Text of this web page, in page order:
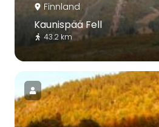
Finnland
Kaunispää Fell
43.2 km